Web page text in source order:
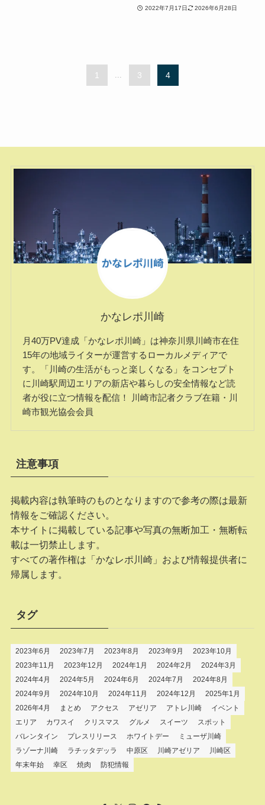
2022年7月17日 2026年6月28日
1 ... 3 4
かなレポ川崎
月40万PV達成「かなレポ川崎」は神奈川県川崎市在住
15年の地域ライターが運営するローカルメディアで
す。「川崎の生活がもっと楽しくなる」をコンセプト
に川崎駅周辺エリアの新店や暮らしの安全情報など読
者が役に立つ情報を配信！ 川崎市記者クラブ在籍・川
崎市観光協会会員
注意事項
掲載内容は執筆時のものとなりますので参考の際は最新
情報をご確認ください。
本サイトに掲載している記事や写真の無断加工・無断転
載は一切禁止します。
すべての著作権は「かなレポ川崎」および情報提供者に
帰属します。
タグ
2023年6月 2023年7月 2023年8月 2023年9月
2023年10月
2023年11月
2023年12月 2024年1月 2024年2月
2024年3月
2024年4月
2024年5月 2024年6月 2024年7月
2024年8月
2024年9月
2024年10月 2024年11月 2024年12月
2025年1月
2026年4月
まとめ アクセス アゼリア アトレ川崎
イベント
エリア
カワスイ クリスマス グルメ スイーツ
スポット
バレンタイン
プレスリリース ホワイトデー
ミューザ川崎
ラゾーナ川崎
ラチッタデッラ 中原区 川崎アゼリア
川崎区
年末年始
幸区 焼肉 防犯情報